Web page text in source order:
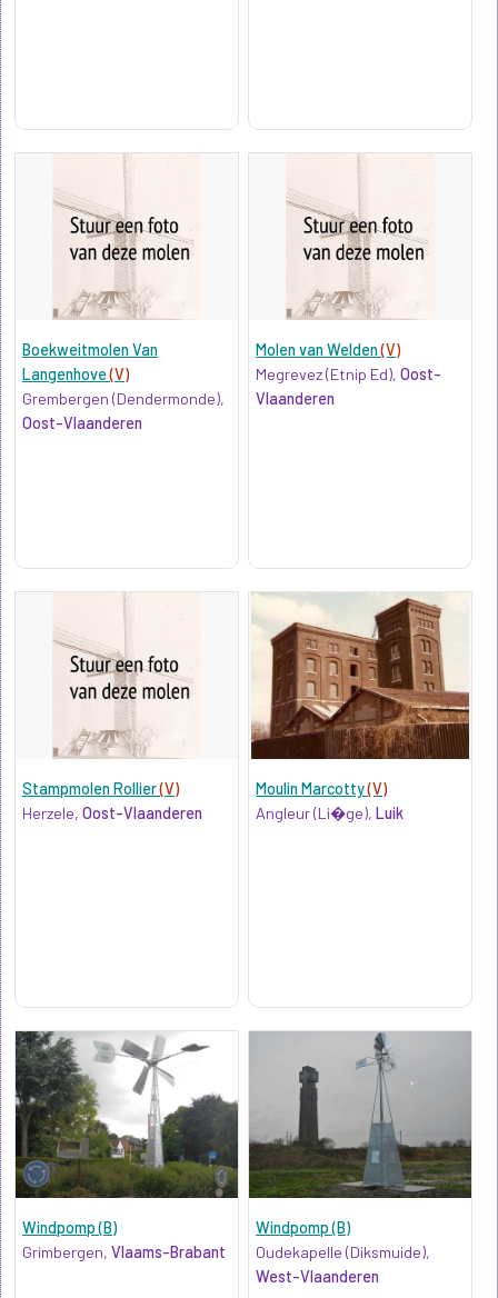
Boekweitmolen Van
Langenhove(V)
Grembergen (Dendermonde),
Oost-Vlaanderen
Molen van Welden(V)
Megrevez (Etnip Ed),Oost-
Vlaanderen
Stampmolen Rollier(V)
Herzele, Oost-Vlaanderen
Moulin Marcotty(V)
Angleur (Li�ge),Luik
Windpomp (B)
Grimbergen, Vlaams-Brabant
Windpomp (B)
Oudekapelle (Diksmuide),
West-Vlaanderen